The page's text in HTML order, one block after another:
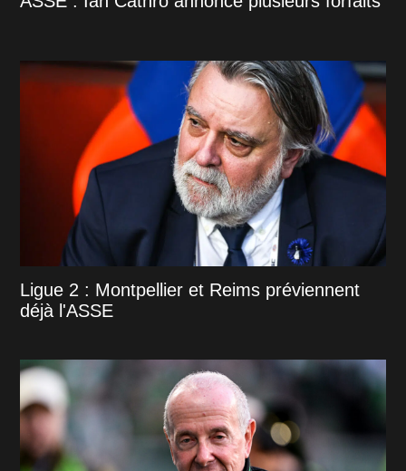
Ligue 2 : Montpellier et Reims préviennent
déjà l'ASSE